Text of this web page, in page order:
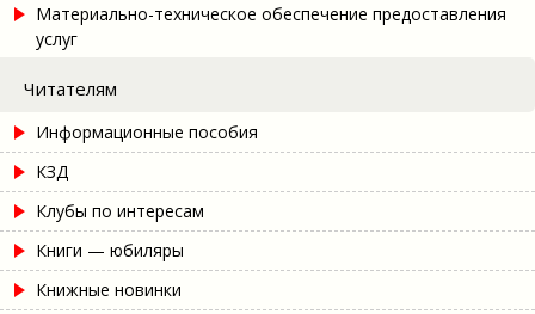
Материально-техническое обеспечение предоставления
услуг
Читателям
Информационные пособия
КЗД
Клубы по интересам
Книги — юбиляры
Книжные новинки